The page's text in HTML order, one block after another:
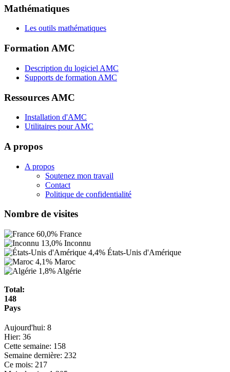
Mathématiques
Les outils mathématiques
Formation AMC
Description du logiciel AMC
Supports de formation AMC
Ressources AMC
Installation d'AMC
Utilitaires pour AMC
A propos
A propos
Soutenez mon travail
Contact
Politique de confidentialité
Nombre de visites
60,0% France
13,0% Inconnu
4,4% États-Unis d'Amérique
4,1% Maroc
1,8% Algérie
Total:
148
Pays
Aujourd'hui: 8
Hier: 36
Cette semaine: 158
Semaine dernière: 232
Ce mois: 217